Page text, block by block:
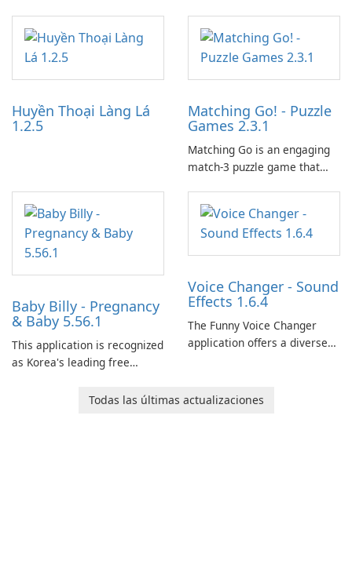
work through built-in brand
partnerships and integrated
tools for content distribution
and audience engagement.
Huyền Thoại Làng Lá
1.2.5
Matching Go! - Puzzle
Games 2.3.1
Matching Go is an engaging
match-3 puzzle game that
and her charming corgi,
Ollie, on an adventurous
journey across diverse
landscapes.
Baby Billy - Pregnancy
& Baby 5.56.1
This application is recognized
as Korea's leading free
baby tracking, offering
Voice Changer - Sound
Effects 1.6.4
The Funny Voice Changer
application offers a diverse
users with robust
Todas las últimas actualizaciones